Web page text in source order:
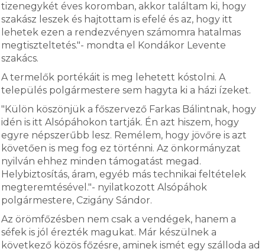
tizenegykét éves koromban, akkor találtam ki, hogy
szakász leszek és hajtottam is efelé és az, hogy itt
lehetek ezen a rendezvényen számomra hatalmas
megtiszteltetés."- mondta el Kondákor Levente
szakács.
A termelők portékáit is meg lehetett kóstolni. A
település polgármestere sem hagyta ki a házi ízeket.
"Külön köszönjük a főszervező Farkas Bálintnak, hogy
idén is itt Alsópáhokon tartják. Én azt hiszem, hogy
egyre népszerűbb lesz. Remélem, hogy jövőre is azt
követően is meg fog ez történni. Az önkormányzat
nyilván ehhez minden támogatást megad.
Helybiztosítás, áram, egyéb más technikai feltételek
megteremtésével."- nyilatkozott Alsópáhok
polgármestere, Czigány Sándor.
Az örömfőzésben nem csak a vendégek, hanem a
séfek is jól érezték magukat. Már készülnek a
következő közös főzésre, aminek ismét egy szálloda ad